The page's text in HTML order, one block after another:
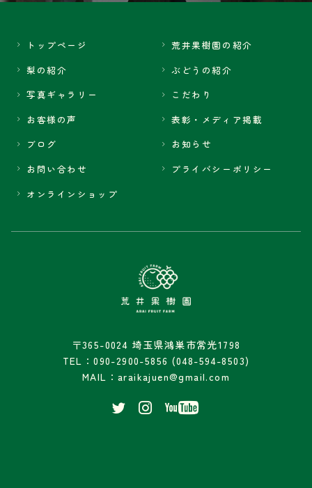
トップページ
荒井果樹園の紹介
梨の紹介
ぶどうの紹介
写真ギャラリー
こだわり
お客様の声
表彰・メディア掲載
ブログ
お知らせ
お問い合わせ
プライバシーポリシー
オンラインショップ
〒365-0024 埼玉県鴻巣市常光1798
TEL：090-2900-5856 (048-594-8503)
MAIL：araikajuen@gmail.com